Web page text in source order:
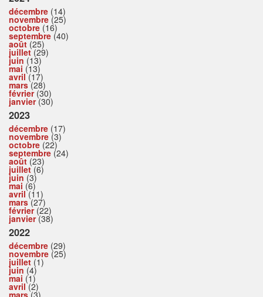
décembre (14)
novembre (25)
octobre (16)
septembre (40)
août (25)
juillet(29)
juin (13)
mai (13)
avril(17)
mars(28)
février(30)
janvier(30)
2023
décembre (17)
novembre (3)
octobre (22)
septembre (24)
août (23)
juillet(6)
juin (3)
mai (6)
avril(11)
mars(27)
février(22)
janvier(38)
2022
décembre (29)
novembre (25)
juillet (1)
juin (4)
mai (1)
avril(2)
mars(3)